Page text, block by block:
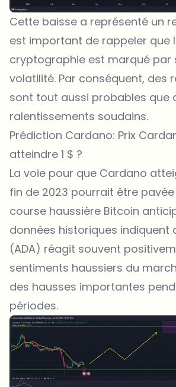
Cette baisse a représenté un
est important de rappeler que
cryptographie est marqué par
volatilité. Par conséquent, des
sont tout aussi probables que
ralentissements soudains.
Prédiction Cardano: Prix
atteindre 1 $ ?
La voie pour que Cardano
fin de 2023 pourrait être
course haussière Bitcoin
données historiques indiquent
(ADA) réagit souvent
sentiments haussiers du
des hausses importantes
périodes.